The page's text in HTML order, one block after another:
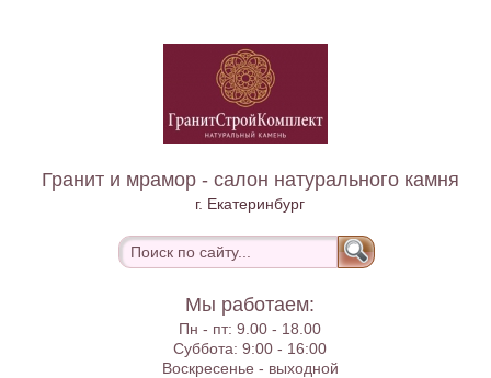
Гранит и мрамор - салон натурального камня
г. Екатеринбург
Мы работаем:
Пн - пт:9.00 - 18.00
Суббота:9:00 - 16:00
Воскресенье - выходной